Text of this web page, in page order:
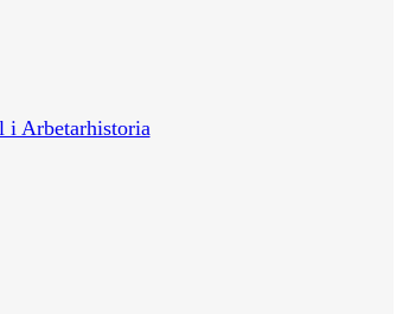
i Arbetarhistoria